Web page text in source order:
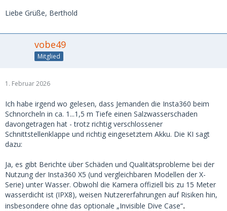
Liebe Grüße, Berthold
vobe49
Mitglied
1. Februar 2026
Ich habe irgend wo gelesen, dass Jemanden die Insta360 beim
Schnorcheln in ca. 1...1,5 m Tiefe einen Salzwasserschaden
davongetragen hat - trotz richtig verschlossener
Schnittstellenklappe und richtig eingesetztem Akku. Die KI sagt
dazu:
Ja, es gibt Berichte über Schäden und Qualitätsprobleme bei der
Nutzung der Insta360 X5 (und vergleichbaren Modellen der X-
Serie) unter Wasser. Obwohl die Kamera offiziell bis zu 15 Meter
wasserdicht ist (IPX8), weisen Nutzererfahrungen auf Risiken hin,
insbesondere ohne das optionale „Invisible Dive Case“.